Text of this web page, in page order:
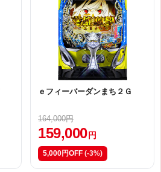
ｅフィーバーダンまち２Ｇ
164,000円
159,000 円
5,000円OFF (-3%)